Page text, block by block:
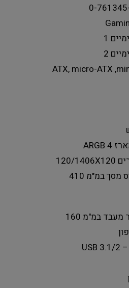
0-
1
2
ATX, micro-ATX
4 ARGB
6X120
מסך במ"מ 410
מעבד במ"מ 160